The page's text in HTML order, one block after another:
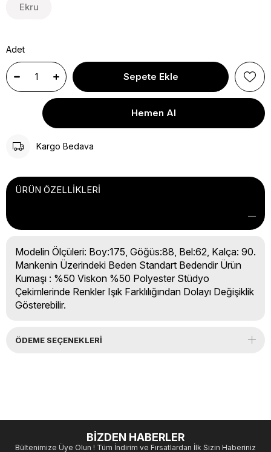
Ekru
Adet
Kargo Bedava
ÜRÜN ÖZELLIKLERI
Modelin Ölçüleri: Boy:175, Göğüs:88, Bel:62, Kalça: 90.
Mankenin Üzerindeki Beden Standart Bedendir Ürün
Kumaşı : %50 Viskon %50 Polyester Stüdyo
Çekimlerinde Renkler Işık Farklılığından Dolayı Değişiklik
Gösterebilir.
ÖDEME SEÇENEKLERI
BİZDEN HABERLER
Bültenimize Üye Olun ! Tüm İndirim ve Fırsatlardan İlk Sizin Haberiniz